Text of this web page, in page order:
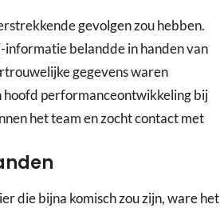
gevolgen zou hebben.
-informatie belandde in handen van
gegevens waren
hoofd performanceontwikkeling bij
het team en zocht contact met
die bijna komisch zou zijn, ware het